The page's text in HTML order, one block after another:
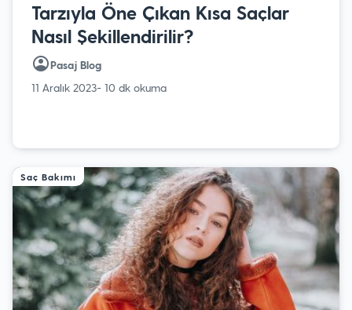
Tarzıyla Öne Çıkan Kısa Saçlar
Nasıl Şekillendirilir?
Pasaj Blog
11 Aralık 2023- 10 dk okuma
Saç Bakımı